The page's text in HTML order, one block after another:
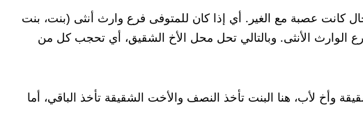
كانت عصبة مع الغير. أي إذا كان للمتوفى فرع وارث أنثى (بنت، بنت
الوارث الأنثى. وبالتالي تحل محل الأخ الشقيق، أي تحجب كل من
لأب، هنا البنت تأخذ النصف والأخت الشقيقة تأخذ الباقي، أما